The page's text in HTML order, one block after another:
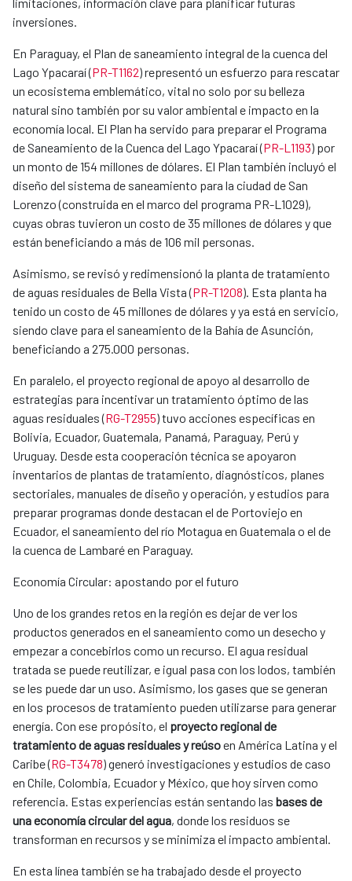
inversiones.
En Paraguay, el Plan de saneamiento integral de la cuenca del
Lago Ypacaraí (PR-T1162) representó un esfuerzo para rescatar
un ecosistema emblemático, vital no solo por su belleza
natural sino también por su valor ambiental e impacto en la
economía local. El Plan ha servido para preparar el Programa
de Saneamiento de la Cuenca del Lago Ypacaraí (PR-L1193) por
un monto de 154 millones de dólares. El Plan también incluyó el
diseño del sistema de saneamiento para la ciudad de San
Lorenzo (construida en el marco del programa PR-L1029),
cuyas obras tuvieron un costo de 35 millones de dólares y que
están beneficiando a más de 106 mil personas.
Asimismo, se revisó y redimensionó la planta de tratamiento
de aguas residuales de Bella Vista (PR-T1208). Esta planta ha
tenido un costo de 45 millones de dólares y ya está en servicio,
siendo clave para el saneamiento de la Bahía de Asunción,
beneficiando a 275.000 personas.
En paralelo, el proyecto regional de apoyo al desarrollo de
estrategias para incentivar un tratamiento óptimo de las
aguas residuales (RG-T2955) tuvo acciones específicas en
Bolivia, Ecuador, Guatemala, Panamá, Paraguay, Perú y
Uruguay. Desde esta cooperación técnica se apoyaron
inventarios de plantas de tratamiento, diagnósticos, planes
sectoriales, manuales de diseño y operación, y estudios para
preparar programas donde destacan el de Portoviejo en
Ecuador, el saneamiento del río Motagua en Guatemala o el de
la cuenca de Lambaré en Paraguay.
Economía Circular: apostando por el futuro
Uno de los grandes retos en la región es dejar de ver los
productos generados en el saneamiento como un desecho y
empezar a concebirlos como un recurso. El agua residual
tratada ​​se puede reutilizar​,​ e igual pasa con los lodos, también
se les puede dar un uso. ​Asimismo, ​​los gases que se generan
en los procesos de tratamiento pueden utilizarse para generar
energía. Con ese propósito, el proyecto regional de
tratamiento de aguas residuales y reúsoen América Latina y el
Caribe (RG-T3478) generó investigaciones y estudios de caso
en Chile, Colombia, Ecuador y México, que hoy sirven como
referencia. Estas experiencias están sentando las bases de
una economía circular del agua, donde los residuos se
transforman en recursos y se minimiza el impacto ambiental.
En esta línea también se ha trabajado desde ​el proyecto